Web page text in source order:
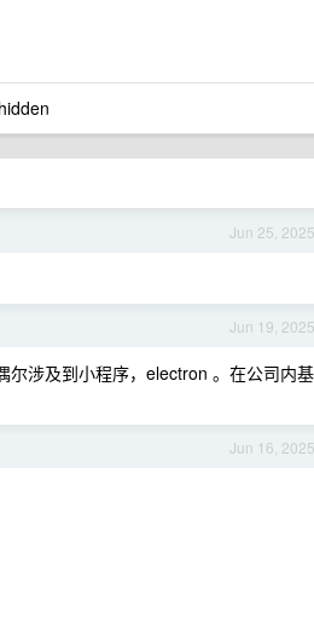
Jun 25, 2025
Jun 19, 2025
涉及到小程序，electron 。在公司内基
Jun 16, 2025